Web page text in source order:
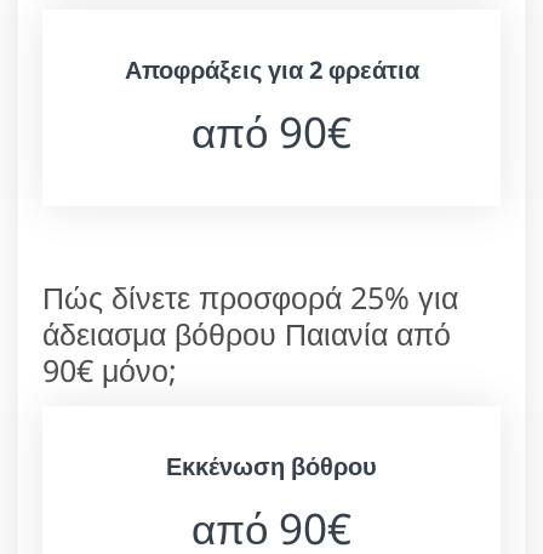
Αποφράξεις για 2 φρεάτια
από 90€
Πώς δίνετε προσφορά 25% για
άδειασμα βόθρου Παιανία από
90€ μόνο;
Εκκένωση βόθρου
από 90€